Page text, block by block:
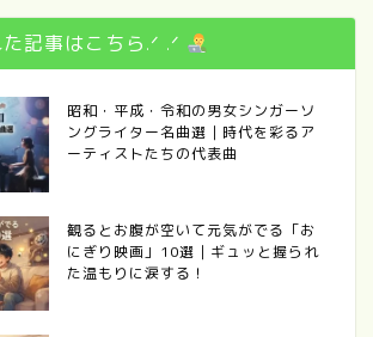
記事はこちら.ᐟ .ᐟ
昭和・平成・令和の男女シンガーソ
ングライター名曲選｜時代を彩るア
ーティストたちの代表曲
観るとお腹が空いて元気がでる「お
にぎり映画」10選｜ギュッと握られ
た温もりに涙する！